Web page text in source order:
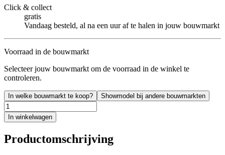
Click & collect
gratis
Vandaag besteld, al na een uur af te halen in jouw bouwmarkt
Voorraad in de bouwmarkt
Selecteer jouw bouwmarkt om de voorraad in de winkel te
controleren.
In welke bouwmarkt te koop? Showmodel bij andere bouwmarkten
In winkelwagen
Productomschrijving